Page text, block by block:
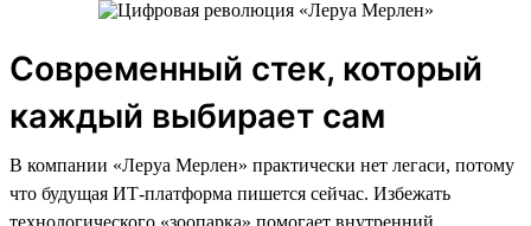
Современный стек, который
каждый выбирает сам
В компании «Леруа Мерлен» практически нет легаси, потому
что будущая ИТ-платформа пишется сейчас. Избежать
технологического «зоопарка» помогает внутренний